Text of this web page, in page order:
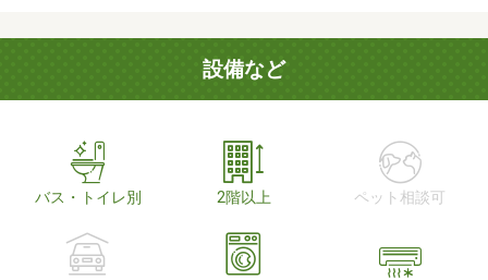
設備など
バス・トイレ別 2階以上 ペット相談可